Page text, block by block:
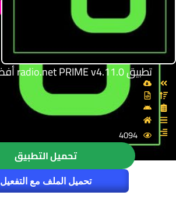
تطبيق radio.net PRIME v4.11.0 أفضل تطبيق راديو
4094
تحميل التطبيق
تحميل الملف مع التفعيل